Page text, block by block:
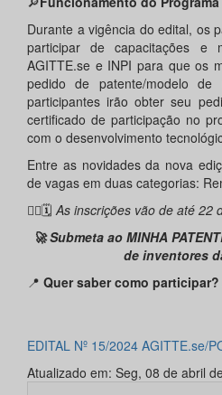
Durante a vigência do edital, os
participar de capacitações e
AGITTE.se e INPI para que os
pedido de patente/modelo
participantes irão obter seu
certificado de participação no
com o desenvolvimento
Entre as novidades da nova
de vagas em duas categorias:
✍🏾🗓️As inscrições vão de até 22
🚀 Submeta ao MINHA
de inventores
📍 Quer saber como participar?
EDITAL Nº 15/2024 AGITTE.se/
Atualizado em: Seg, 08 de abril